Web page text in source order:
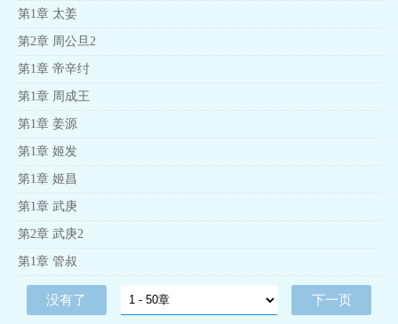
第1章 太姜
第2章 周公旦2
第1章 帝辛纣
第1章 周成王
第1章 姜源
第1章 姬发
第1章 姬昌
第1章 武庚
第2章 武庚2
第1章 管叔
没有了 下一页